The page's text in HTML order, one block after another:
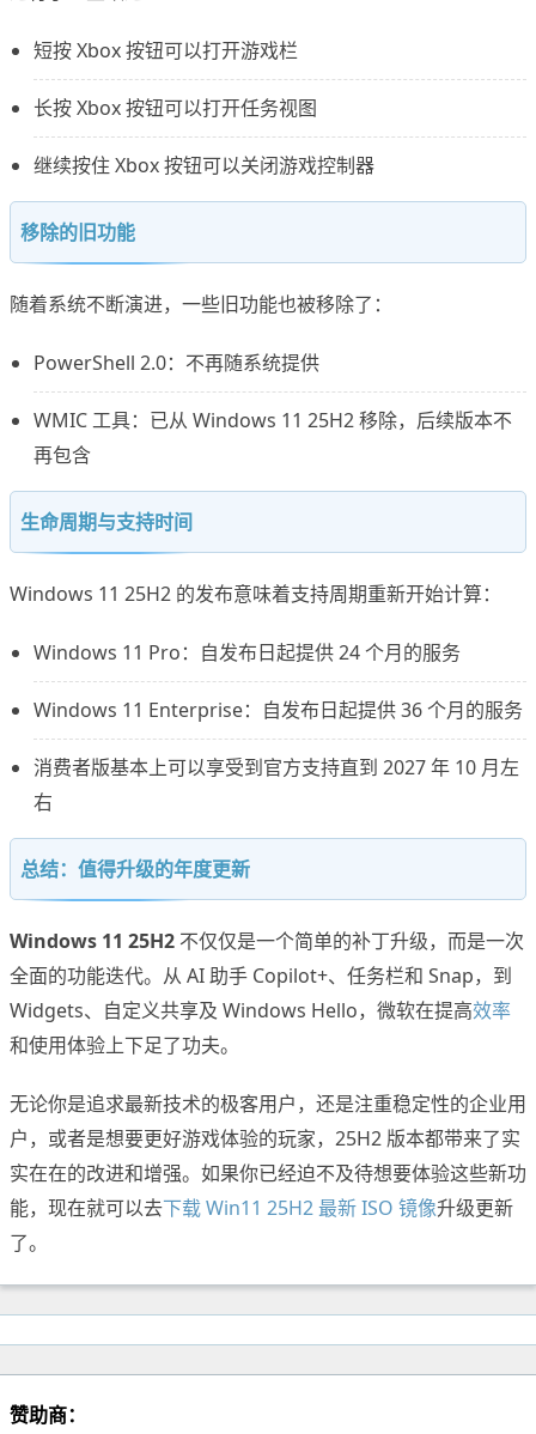
短按 Xbox 按钮可以打开游戏栏
长按 Xbox 按钮可以打开任务视图
继续按住 Xbox 按钮可以关闭游戏控制器
移除的旧功能
随着系统不断演进，一些旧功能也被移除了：
PowerShell 2.0：不再随系统提供
WMIC 工具：已从 Windows 11 25H2 移除，后续版本不
再包含
生命周期与支持时间
Windows 11 25H2 的发布意味着支持周期重新开始计算：
Windows 11 Pro：自发布日起提供 24 个月的服务
Windows 11 Enterprise：自发布日起提供 36 个月的服务
消费者版基本上可以享受到官方支持直到 2027 年 10 月左
右
总结：值得升级的年度更新
Windows 11 25H2 不仅仅是一个简单的补丁升级，而是一次
全面的功能迭代。从 AI 助手 Copilot+、任务栏和 Snap，到
Widgets、自定义共享及 Windows Hello，微软在提高效率
和使用体验上下足了功夫。
无论你是追求最新技术的极客用户，还是注重稳定性的企业用
户，或者是想要更好游戏体验的玩家，25H2 版本都带来了实
实在在的改进和增强。如果你已经迫不及待想要体验这些新功
能，现在就可以去下载 Win11 25H2 最新 ISO 镜像升级更新
了。
赞助商：